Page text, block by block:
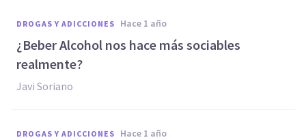
DROGAS Y ADICCIONES hace 1 año
¿Beber Alcohol nos hace más sociables
realmente?
Javi Soriano
DROGAS Y ADICCIONES hace 1 año